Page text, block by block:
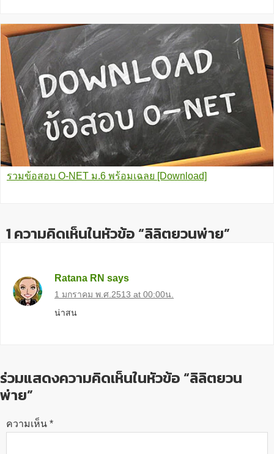
รวมข้อสอบ O-NET ม.6 พร้อมเฉลย [Download]
1 ความคิดเห็นในหัวข้อ “ลิลิตยวนพ่าย”
Ratana RN says
1 มกราคม พ.ศ.2513 at 00:00น.
น่าสน
ร่วมแสดงความคิดเห็นในหัวข้อ “ลิลิตยวน
พ่าย”
ความเห็น *